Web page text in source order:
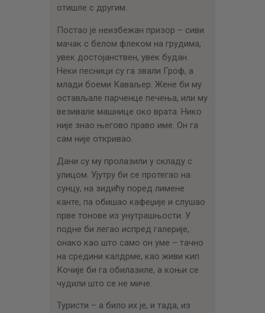
отишле с другим.
Постао је неизбежан призор – сиви
мачак с белом флеком на грудима,
увек достојанствен, увек будан.
Неки песници су га звали Гроф, а
млади боеми Каваљер. Жене би му
остављале парченце печења, или му
везивале машнице око врата. Нико
није знао његово право име. Он га
сам није откривао.
Дани су му пролазили у складу с
улицом. Ујутру би се протегао на
сунцу, на зидићу поред лимене
канте, па обишао кафеџије и слушао
прве тонове из унутрашњости. У
подне би легао испред галерије,
онако као што само он уме – тачно
на средини калдрме, као живи кип.
Кочије би га обилазиле, а коњи се
чудили што се не миче.
Туристи – а било их је, и тада, из